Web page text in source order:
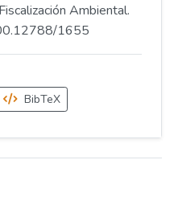
Ambiental.
1655
BibTeX